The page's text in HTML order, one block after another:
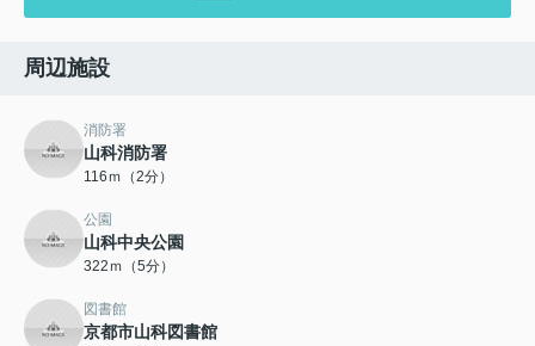
周辺施設
消防署
山科消防署
116ｍ（2分）
公園
山科中央公園
322ｍ（5分）
図書館
京都市山科図書館